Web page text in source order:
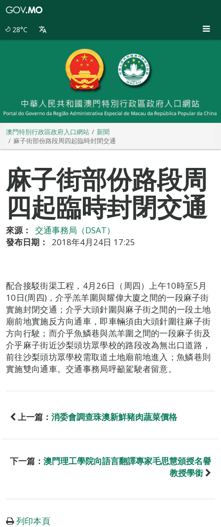
28°C
澳門特別行政區政府入口網站
新聞
麻子街部份路段周四起臨時封閉交通
麻子街部份路段周
四起臨時封閉交通
來源：
交通事務局（DSAT）
發布日期：
2018年4月24日 17:25
配合接駁街渠工程，4月26日（周四）上午10時至5月
10日(周四)，介乎羔羊圍與耀偉大廈之間的一段麻子街
實施封閉交通；介乎大頭針圍與麻子街之間的一段土地
廟前地實施反方向通車，即車輛須由大頭針圍往麻子街
方向行駛；而介乎魚鱗巷與羔羊圍之間的一段麻子街及
介乎麻子街近沙梨頭坊眾學校的路段改為無出口道路，
前往沙梨頭坊眾學校需取道土地廟前地進入；魚鱗巷則
實施雙向通車。交通事務局呼籲駕駛者留意。
上一篇： 消委會調查珠澳新鮮豬肉蔬菜價格
下一篇： 澳門理工學院向語言翻譯專家毛思慧頒授名譽
教授學銜
列印本頁